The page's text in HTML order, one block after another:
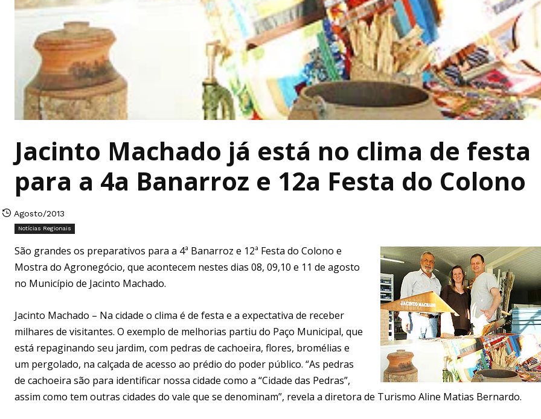
Jacinto Machado já está no clima de festa
para a 4a Banarroz e 12a Festa do Colono
Agosto/2013
Notícias Regionais
São grandes os preparativos para a 4ª Banarroz e 12ª Festa do Colono e
Mostra do Agronegócio, que acontecem nestes dias 08, 09,10 e 11 de agosto
no Município de Jacinto Machado.
Jacinto Machado – Na cidade o clima é de festa e a expectativa de receber
milhares de visitantes. O exemplo de melhorias partiu do Paço Municipal, que
está repaginando seu jardim, com pedras de cachoeira, flores, bromélias e
um pergolado, na calçada de acesso ao prédio do poder público. “As pedras
de cachoeira são para identificar nossa cidade como a “Cidade das Pedras”,
assim como tem outras cidades do vale que se denominam”, revela a diretora de Turismo Aline Matias Bernardo.